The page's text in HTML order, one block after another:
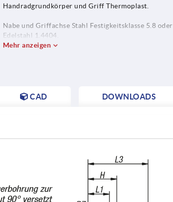
Handradgrundkörper und Griff Thermoplast.
Nabe und Griffachse Stahl Festigkeitsklasse 5.8 oder
Edelstahl 1.4404.
Mehr anzeigen
CAD DOWNLOADS